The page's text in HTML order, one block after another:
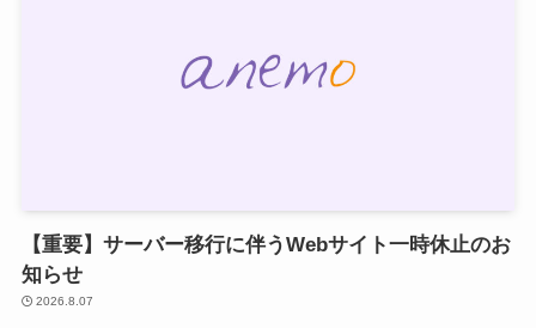
【重要】サーバー移行に伴うWebサイト一時休止のお
知らせ
2026.8.07